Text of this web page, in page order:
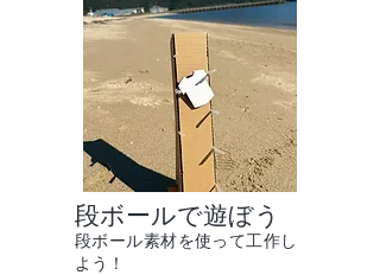
段ボールで遊ぼう
段ボール素材を使って工作し
よう！